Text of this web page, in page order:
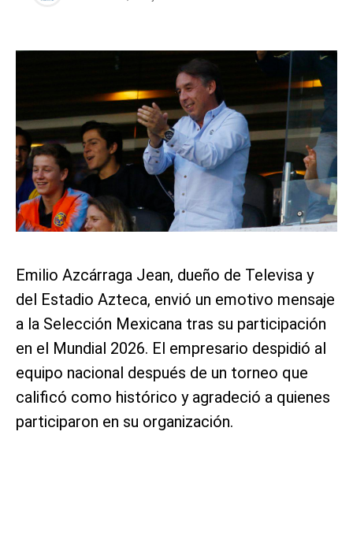
Emilio Azcárraga Jean, dueño de Televisa y
del Estadio Azteca, envió un emotivo mensaje
a la Selección Mexicana tras su participación
en el Mundial 2026. El empresario despidió al
equipo nacional después de un torneo que
calificó como histórico y agradeció a quienes
participaron en su organización.